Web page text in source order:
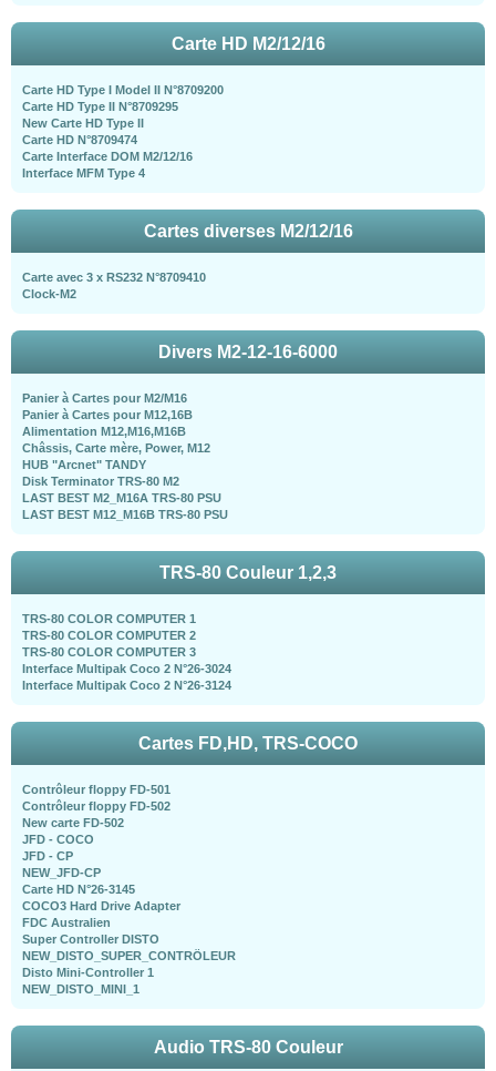
Carte HD M2/12/16
Carte HD Type I Model II N°8709200
Carte HD Type II N°8709295
New Carte HD Type II
Carte HD N°8709474
Carte Interface DOM M2/12/16
Interface MFM Type 4
Cartes diverses M2/12/16
Carte avec 3 x RS232 N°8709410
Clock-M2
Divers M2-12-16-6000
Panier à Cartes pour M2/M16
Panier à Cartes pour M12,16B
Alimentation M12,M16,M16B
Châssis, Carte mère, Power, M12
HUB "Arcnet" TANDY
Disk Terminator TRS-80 M2
LAST BEST M2_M16A TRS-80 PSU
LAST BEST M12_M16B TRS-80 PSU
TRS-80 Couleur 1,2,3
TRS-80 COLOR COMPUTER 1
TRS-80 COLOR COMPUTER 2
TRS-80 COLOR COMPUTER 3
Interface Multipak Coco 2 N°26-3024
Interface Multipak Coco 2 N°26-3124
Cartes FD,HD, TRS-COCO
Contrôleur floppy FD-501
Contrôleur floppy FD-502
New carte FD-502
JFD - COCO
JFD - CP
NEW_JFD-CP
Carte HD N°26-3145
COCO3 Hard Drive Adapter
FDC Australien
Super Controller DISTO
NEW_DISTO_SUPER_CONTRÖLEUR
Disto Mini-Controller 1
NEW_DISTO_MINI_1
Audio TRS-80 Couleur